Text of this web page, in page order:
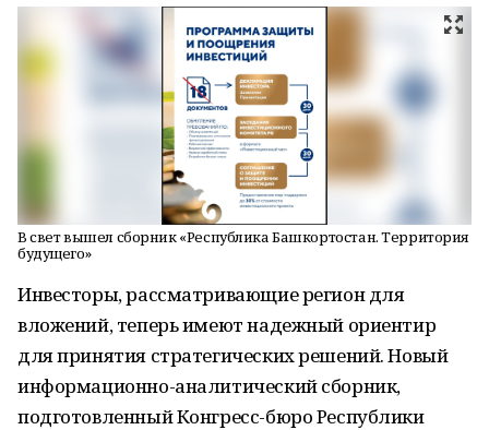
В свет вышел сборник «Республика Башкортостан. Территория
будущего»
Инвесторы, рассматривающие регион для
вложений, теперь имеют надежный ориентир
для принятия стратегических решений. Новый
информационно-аналитический сборник,
подготовленный Конгресс-бюро Республики